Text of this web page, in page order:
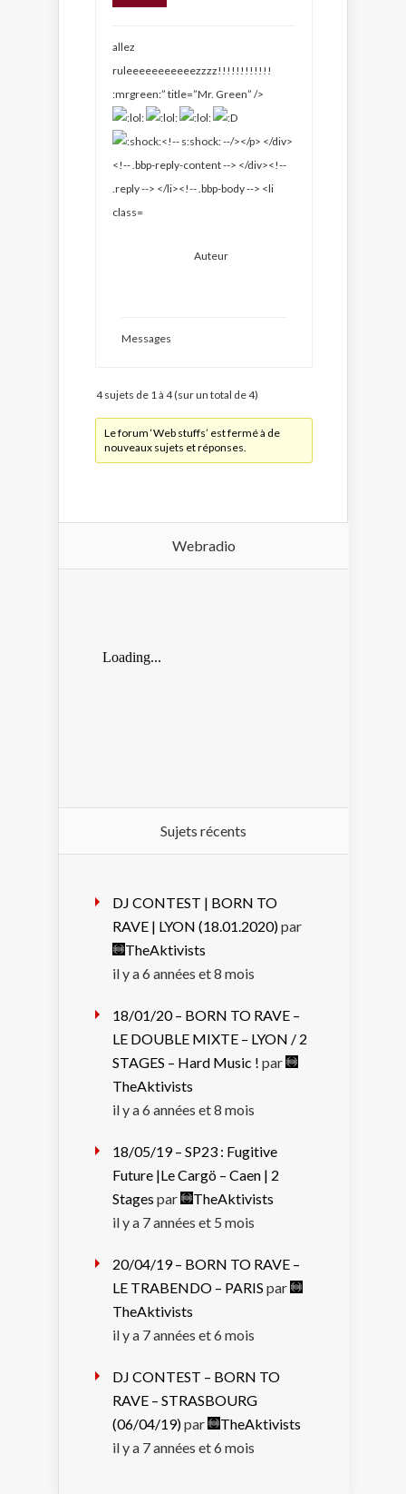
allez
ruleeeeeeeeeeezzzz!!!!!!!!!!!!
:mrgreen:” title=”Mr. Green” />
Auteur
Messages
4 sujets de 1 à 4 (sur un total de 4)
Le forum ‘Web stuffs’ est fermé à de
nouveaux sujets et réponses.
Webradio
Sujets récents
DJ CONTEST | BORN TO
RAVE | LYON (18.01.2020)par
TheAktivists
il y a 6 années et 8 mois
18/01/20 – BORN TO RAVE –
LE DOUBLE MIXTE – LYON / 2
STAGES – Hard Music ! par
TheAktivists
il y a 6 années et 8 mois
18/05/19 – SP23 : Fugitive
Future |Le Cargö – Caen | 2
Stages par
TheAktivists
il y a 7 années et 5 mois
20/04/19 – BORN TO RAVE –
LE TRABENDO – PARIS par
TheAktivists
il y a 7 années et 6 mois
DJ CONTEST – BORN TO
RAVE – STRASBOURG
(06/04/19)par
TheAktivists
il y a 7 années et 6 mois